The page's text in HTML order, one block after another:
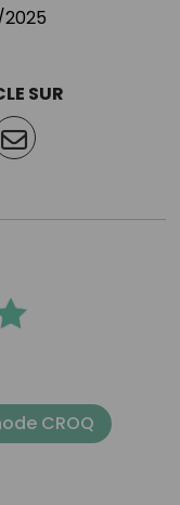
SUR
CROQ